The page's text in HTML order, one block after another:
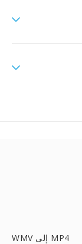
WMV إلى MP4